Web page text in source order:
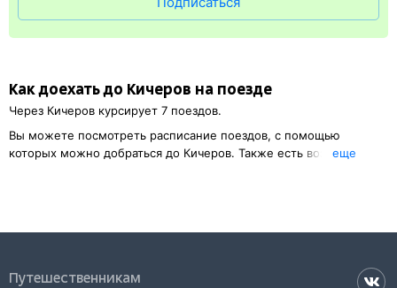
саморегистрации. Для этого нужен 14-значный код заказа
(вы получите его по СМС после оплаты) и оригинал
Как доехать до Кичеров на поезде
Через Кичеров курсирует 7 поездов.
Вы можете посмотреть расписание поездов, с помощью
которых можно добраться до Кичеров. Также есть возможность
Также можно воспользоваться услугой заказа электронного ж/д
eще
Путешественникам